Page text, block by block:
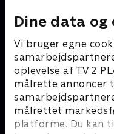
Dine data og
Vi bruger egne
oplevelse af TV 2
målrette annoncer
målrettet
platforme. Du kan
Gurli Gris
Børneserier • 4 sæsoner